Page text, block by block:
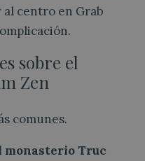
centro en Grab
sobre el
Zen
comunes.
monasterio Truc